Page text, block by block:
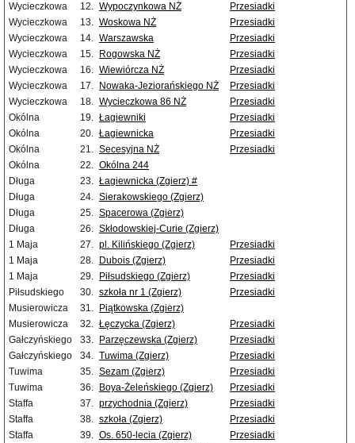
Wycieczkowa
12. Wypoczynkowa NŻ
Przesiadki
Wycieczkowa
13. Woskowa NŻ
Przesiadki
Wycieczkowa
14. Warszawska
Przesiadki
Wycieczkowa
15. Rogowska NŻ
Przesiadki
Wycieczkowa
16. Wiewiórcza NŻ
Przesiadki
Wycieczkowa
17. Nowaka-Jeziorańskiego NŻ
Przesiadki
Wycieczkowa
18. Wycieczkowa 86 NŻ
Przesiadki
Okólna
19. Łagiewniki
Przesiadki
Okólna
20. Łagiewnicka
Przesiadki
Okólna
21. Secesyjna NŻ
Przesiadki
Okólna
22. Okólna 244
Długa
23. Łagiewnicka (Zgierz) #
Długa
24. Sierakowskiego (Zgierz)
Długa
25. Spacerowa (Zgierz)
Długa
26. Skłodowskiej-Curie (Zgierz)
1 Maja
27. pl. Kilińskiego (Zgierz)
Przesiadki
1 Maja
28. Dubois (Zgierz)
Przesiadki
1 Maja
29. Piłsudskiego (Zgierz)
Przesiadki
Piłsudskiego
30. szkoła nr 1 (Zgierz)
Przesiadki
Musierowicza
31.
Piątkowska (Zgierz)
Musierowicza
32. Łęczycka (Zgierz)
Przesiadki
Gałczyńskiego
33. Parzęczewska (Zgierz)
Przesiadki
Gałczyńskiego
34. Tuwima (Zgierz)
Przesiadki
Tuwima
35. Sezam (Zgierz)
Przesiadki
Tuwima
36. Boya-Żeleńskiego (Zgierz)
Przesiadki
Staffa
37. przychodnia (Zgierz)
Przesiadki
Staffa
38. szkoła (Zgierz)
Przesiadki
Staffa
39. Os. 650-lecia (Zgierz)
Przesiadki